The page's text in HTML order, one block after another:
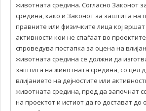
животната средина. Согласно Законот
средина, како и Законот за заштита на
правните или физичките лица кој вршат
активности кои не спаѓаат во
спроведува постапка за оцена на
животната средина се должни да
заштита на животната средина, со цел
влијанието на дејностите или
животната средина, пред да започнат
на проектот и истиот да го достават до